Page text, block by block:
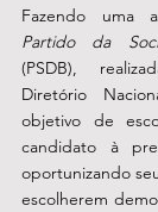
Partido da
(PSDB),
Diretório
objetivo de
candidato à
oportunizando
escolherem